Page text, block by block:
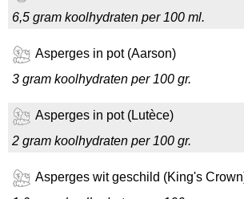
6,5 gram koolhydraten per 100 ml.
Asperges in pot (Aarson)
3 gram koolhydraten per 100 gr.
Asperges in pot (Lutèce)
2 gram koolhydraten per 100 gr.
Asperges wit geschild (King's